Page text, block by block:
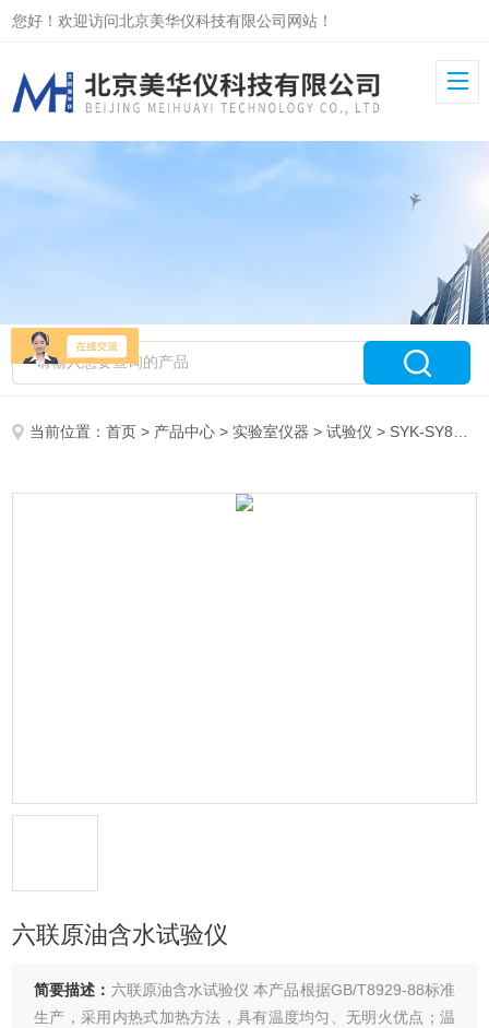
您好！欢迎访问北京美华仪科技有限公司网站！
当前位置：首页 > 产品中心 > 实验室仪器 >试验仪 > SYK-SY8929A六联原油含水试验仪
六联原油含水试验仪
简要描述： 六联原油含水试验仪 本产品根据GB/T8929-88标准
生产，采用内热式加热方法，具有温度均匀、无明火优点；温